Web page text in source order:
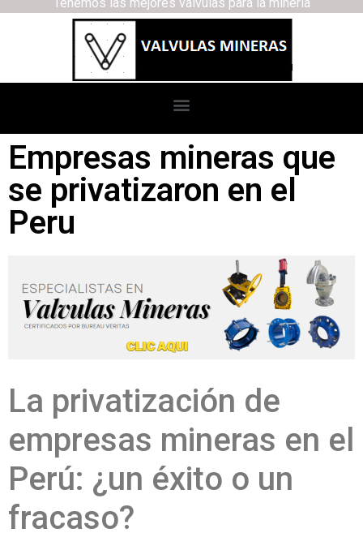
Empresas mineras que
se privatizaron en el
Peru
La privatización de
empresas mineras en el
Perú: ¿un éxito o un
fracaso?